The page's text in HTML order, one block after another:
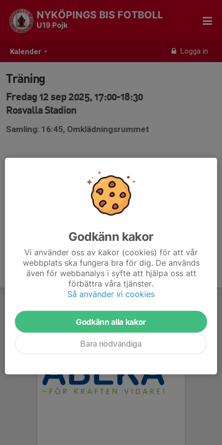
Kalender Logga in
NYKÖPINGS BIS FOTBOLL
U19 Pojk
Träning
Fredag 12 sep 2025, 17:00-18:30
Rosvalla Stadion
Samling: 16:45, Omklädningsrummet
Godkänn kakor
Vi använder oss av kakor (cookies) för att vår
webbplats ska fungera bra för dig. De används
även för webbanalys i syfte att hjälpa oss att
förbättra våra tjänster.
Så använder vi cookies
Godkänn alla kakor
Bara nödvändiga